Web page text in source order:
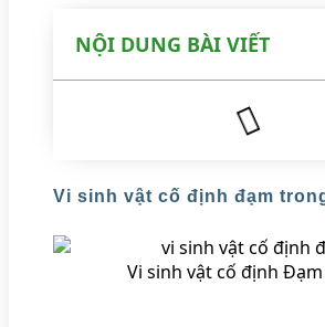
NỘI DUNG BÀI VIẾT
Vi sinh vật cố định đạm
Vi sinh vật cố định Đạm